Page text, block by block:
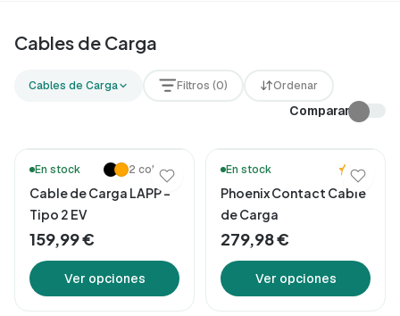
Cables de Carga para Coche
Cables de Carga
Cables de Carga Filtros (0) Ordenar
Comparar
En stock 2 colores
Cable de Carga LAPP –
Tipo 2 EV
159,99 €
Ver opciones
En stock
5.0
Phoenix Contact Cable
de Carga
279,98 €
Ver opciones